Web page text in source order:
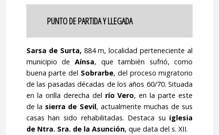
PUNTO DE PARTIDA Y LLEGADA
Sarsa de Surta, 884 m, localidad perteneciente al
municipio de Aínsa, que también sufrió, como
buena parte del Sobrarbe, del proceso migratorio
de las pasadas décadas de los años 60/70. Situada
en la orilla derecha del río Vero, en la parte este
de la sierra de Sevil, actualmente muchas de sus
casas han sido rehabilitadas. Destaca su iglesia
de Ntra. Sra. de la Asunción, que data del s. XII.